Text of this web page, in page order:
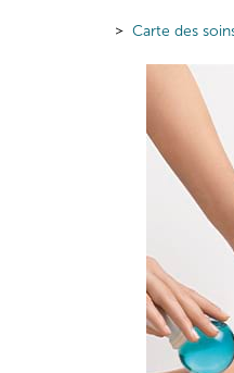
Carte des